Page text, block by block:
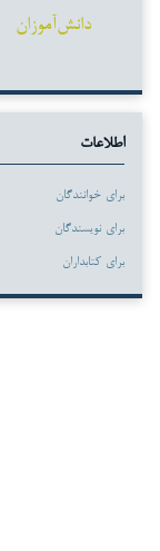
دانش‌آموزان
اطلاعات
برای خوانندگان
برای نویسندگان
برای کتابداران